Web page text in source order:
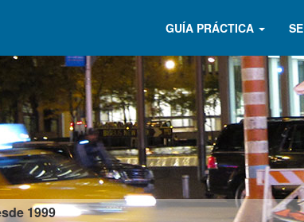
1999
GUÍA PRÁCTICA